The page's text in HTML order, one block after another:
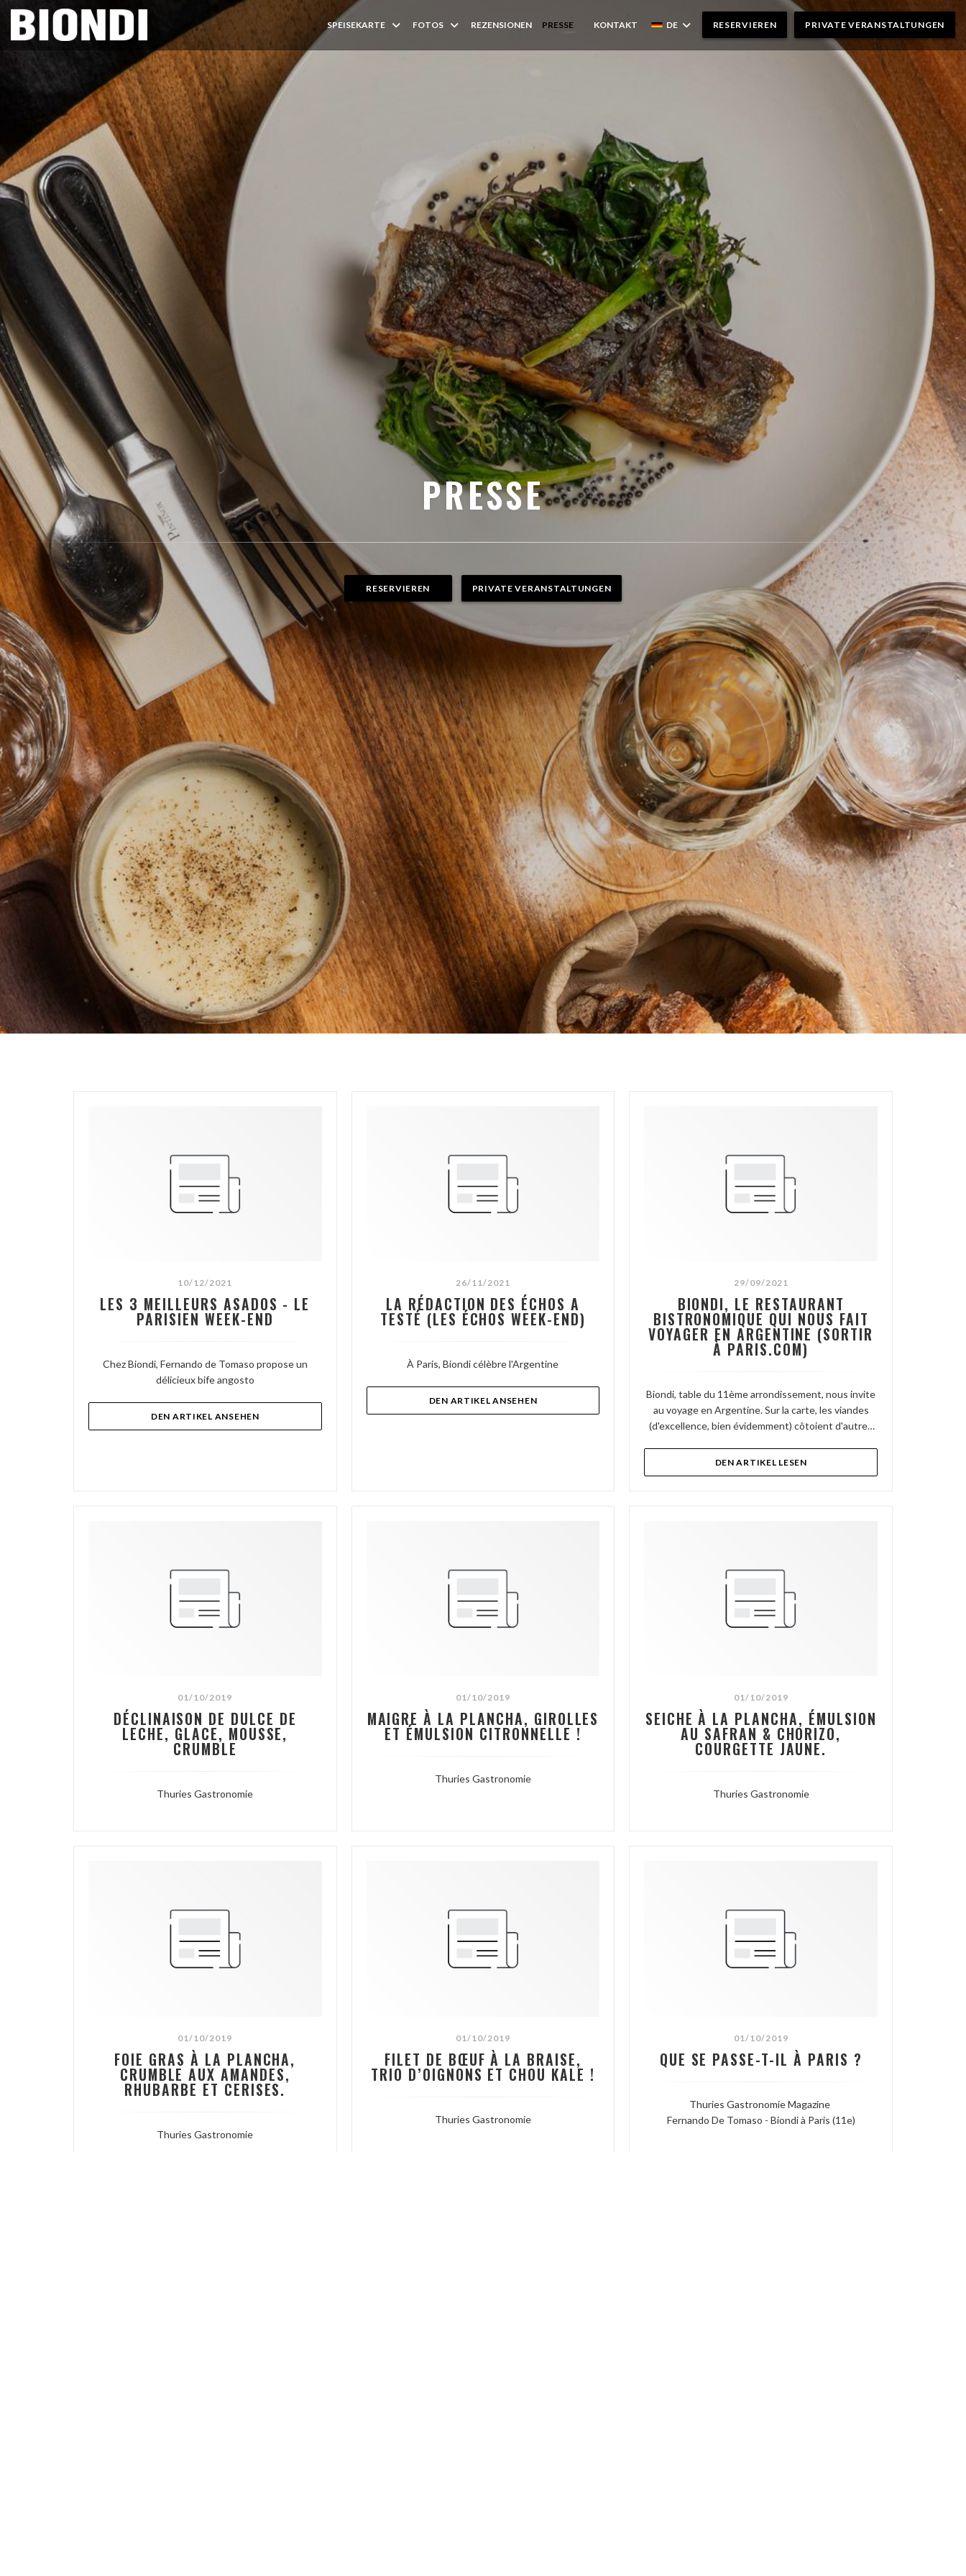
SPEISEKARTE FOTOS REZENSIONEN PRESSE ((ÖFFNET EIN NEUES FENSTER))
KONTAKT DE RESERVIEREN PRIVATE VERANSTALTUNGEN
PRESSE
RESERVIEREN PRIVATE VERANSTALTUNGEN
10/12/2021
LES 3 MEILLEURS ASADOS - LE
PARISIEN WEEK-END
Chez Biondi, Fernando de Tomaso propose un
délicieux bife angosto
DEN ARTIKEL ANSEHEN((ÖFFNET EIN NEUES FENSTER))
26/11/2021
LA RÉDACTION DES ÉCHOS A
TESTÉ (LES ÉCHOS WEEK-END)
À Paris, Biondi célèbre l'Argentine
DEN ARTIKEL ANSEHEN((ÖFFNET EIN NEUES FENSTER))
29/09/2021
BIONDI, LE RESTAURANT
BISTRONOMIQUE QUI NOUS FAIT
VOYAGER EN ARGENTINE (SORTIR
À PARIS.COM)
Biondi, table du 11ème arrondissement, nous invite
au voyage en Argentine. Sur la carte, les viandes
(d'excellence, bien évidemment) côtoient d'autres
DEN ARTIKEL LESEN((ÖFFNET EIN NEUES FENSTER))
01/10/2019
DÉCLINAISON DE DULCE DE
LECHE, GLACE, MOUSSE,
CRUMBLE
Thuries Gastronomie
01/10/2019
MAIGRE À LA PLANCHA, GIROLLES
ET ÉMULSION CITRONNELLE !
Thuries Gastronomie
01/10/2019
SEICHE À LA PLANCHA, ÉMULSION
AU SAFRAN & CHORIZO,
COURGETTE JAUNE.
Thuries Gastronomie
01/10/2019
FOIE GRAS À LA PLANCHA,
CRUMBLE AUX AMANDES,
RHUBARBE ET CERISES.
Thuries Gastronomie
01/10/2019
FILET DE BŒUF À LA BRAISE,
TRIO D’OIGNONS ET CHOU KALE !
Thuries Gastronomie
01/10/2019
QUE SE PASSE-T-IL À PARIS ?
Thuries Gastronomie Magazine
Fernando De Tomaso - Biondi à Paris (11e)